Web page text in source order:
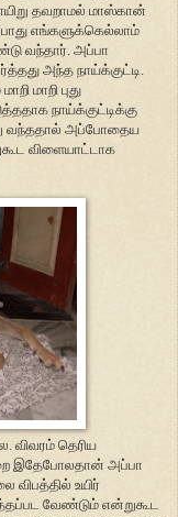
தவறாமல் மாஸ்கான்
எங்களுக்கெல்லாம்
வந்தார். அப்பா
அந்த நாய்க்குட்டி.
மாறி புது
நாய்க்குட்டிக்கு
வந்ததால் அப்போதைய
விளையாட்டாக
விவரம் தெரிய
இதேபோலதான் அப்பா
விபத்தில் உயிர்
வேண்டும் என்றுகூட